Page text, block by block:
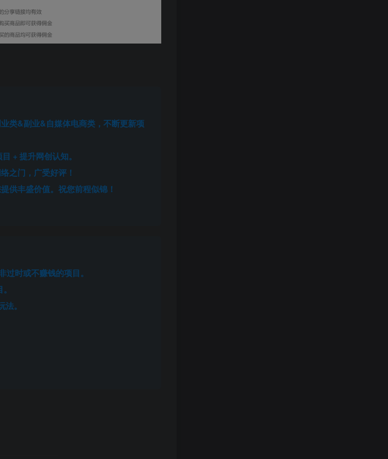
类&副业&自媒体电商类，不断更新项
+ 提升网创认知。
之门，广受好评！
供丰盛价值。祝您前程似锦！
时或不赚钱的项目。
。